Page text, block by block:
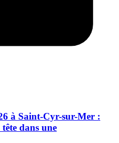
à Saint-Cyr-sur-Mer :
dans une